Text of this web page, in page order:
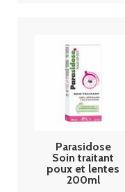
Parasidose
Soin traitant
poux et lentes
200ml